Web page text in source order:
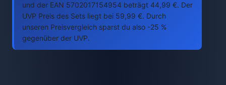
und der EAN 5702017154954 beträgt 44,99 €. Der
UVP Preis des Sets liegt bei 59,99 €. Durch
unseren Preisvergleich sparst du also -25 %
gegenüber der UVP.